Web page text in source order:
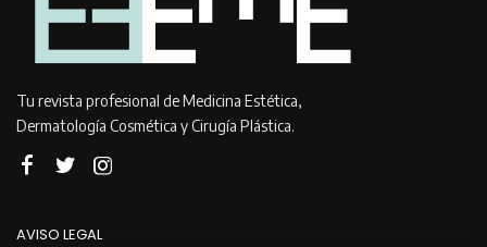
Tu revista profesional de Medicina Estética,
Dermatología Cosmética y Cirugía Plástica.
AVISO LEGAL